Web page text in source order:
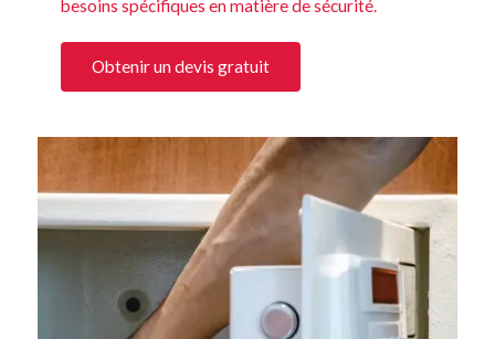
besoins spécifiques en matière de sécurité.
Obtenir un devis gratuit